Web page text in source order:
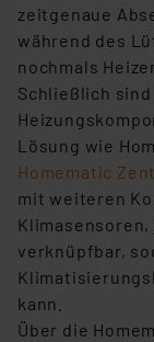
zeitgenaue
während des
nochmals
Schließlich
Lösung wie
Homematic
mit weiteren
verknüpfbar,
kann.
Über die